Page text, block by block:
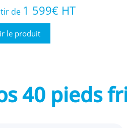
de 1 599€ HT
le produit
40 pieds